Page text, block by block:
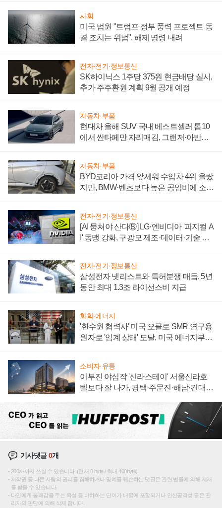
사회
미국 법원 "트럼프 정부 풍력 프로젝트 동
결 조치는 위법", 해제 명령 내려
전자·전기·정보통신
SK하이닉스 1주당 375원 현금배당 실시,
추가 주주환원 계획 9월 공개 예정
자동차·부품
현대차 올해 SUV 국내 베스트셀러 톱10
에서 싼타페만 자리매김, 그랜저·아반떼
자동차·부품
BYD코리아 가격 앞세워 수입차 4위 올랐
지만, BMW·벤츠보다 높은 공임비에 소비
전자·전기·정보통신
[AI 뭉쳐야 산다⑧] LG·엔비디아 '피지컬 A
I' 동맹 강화, 구광모 제조·데이터·기술 결
전자·전기·정보통신
삼성전자 넷리스트와 특허분쟁 매듭, 5년
동안 최대 1.3조 라이선스비 지급
화학·에너지
'한수원 협력사' 미국 오클로 SMR 연구용
원자로 '임계 상태' 도달, 미국 에너지부
소비자·유통
이부진 야심작 '신라스테이' 서울신라호
텔보다 잘 나가, 평택·주문진·해남·건대로
기사댓글0개
200자까지 쓰실 수 있습니다. (현재 0 byte / 최대 400byte)
저작권 등 다른 사람의 권리를 침해하거나 명예를 훼손하는 댓글은 관련 법률에 의해 제재
를 받을 수 있습니다.
타인에게 불쾌감을 주는 욕설 등 비하하는 단어가 내용에 포함되거나 인신공격성 글은 관
리자의 판단에 의해 삭제 합니다.